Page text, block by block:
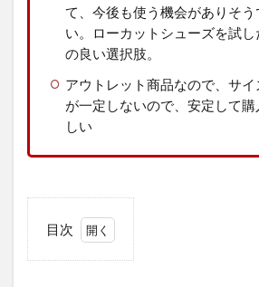
て、今後も使う機会がありそ
い。ローカットシューズを試し
の良い選択肢。
アウトレット商品なので、サ
が一定しないので、安定して
しい
目次